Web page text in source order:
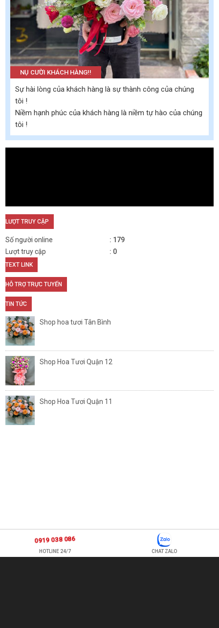
NỤ CƯỜI KHÁCH HÀNG!!
Sự hài lòng của khách hàng là sự thành công của chúng
tôi !
Niềm hạnh phúc của khách hàng là niềm tự hào của chúng
tôi !
LƯỢT TRUY CẬP
Số người online
179
Lượt truy cập
0
TEXT LINK
HỖ TRỢ TRỰC TUYẾN
TIN TỨC
Shop hoa tươi Tân Bình
Shop Hoa Tươi Quận 12
Shop Hoa Tươi Quận 11
0919 038 086
HOTLINE 24/7 CHAT ZALO